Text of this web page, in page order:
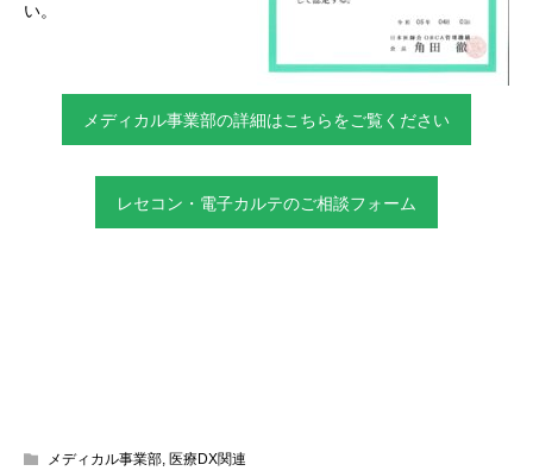
い。
メディカル事業部の詳細はこちらをご覧ください
レセコン・電子カルテのご相談フォーム
メディカル事業部 医療DX関連